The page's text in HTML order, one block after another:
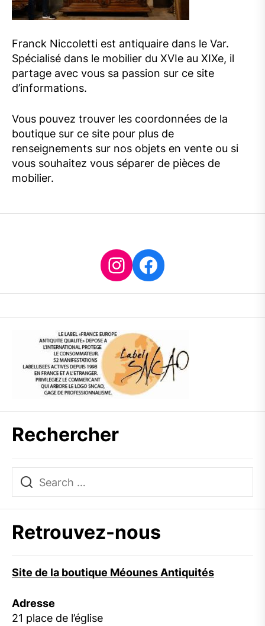
Franck Niccoletti est antiquaire dans le Var.
Spécialisé dans le mobilier du XVIe au XIXe, il
partage avec vous sa passion sur ce site
d’informations.
Vous pouvez trouver les coordonnées de la
boutique sur ce site pour plus de
renseignements sur nos objets en vente ou si
vous souhaitez vous séparer de pièces de
mobilier.
Instagram
Facebook
Rechercher
Retrouvez-nous
Site de la boutique Méounes Antiquités
Adresse
21 place de l’église